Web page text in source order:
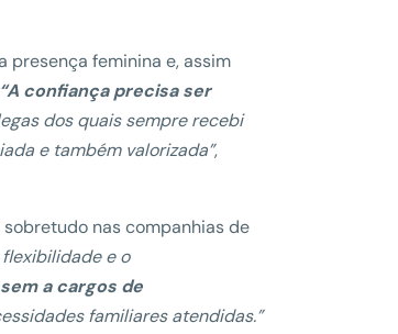
presença feminina e, assim
“A confiança precisa ser
dos quais sempre recebi
e também valorizada”,
nas companhias de
e o
a cargos de
familiares atendidas.”